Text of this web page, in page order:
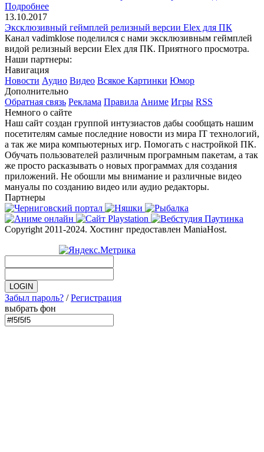
Подробнее
13.10.2017
Эксклюзивный геймплей релизный версии Elex для ПК
Канал vadimklose поделился с нами эксклюзивным геймплей
видой релизный версии Elex для ПК. Приятного просмотра.
Наши партнеры:
Навигация
Новости Аудио Видео Всякое Картинки Юмор
Дополнительно
Обратная связь Реклама Правила Аниме Игры RSS
Немного о сайте
Наш сайт создан группой интузиастов дабы сообщать нашим
посетителям самые последние новости из мира IT технологий,
а так же мира компьютерных игр. Помогать с настройкой ПК.
Обучать пользователей различным програмным пакетам, а так
же просто расказывать о новых программах для создания
приложений. Не обошли мы внимание и различные видео
мануалы по созданию видео или аудио редакторы.
Партнеры
Copyright 2011-2024. Хостинг предоставлен ManiaHost.
Забыл пароль? /Регистрация
выбрать фон